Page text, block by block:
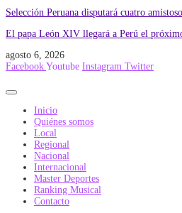
Selección Peruana disputará cuatro
El papa León XIV llegará a Perú el
agosto 6, 2026
Facebook Youtube Instagram Twitter
Inicio
Quiénes somos
Local
Regional
Nacional
Internacional
Master Deportes
Ranking Musical
Contacto